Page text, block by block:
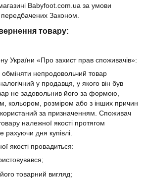
Babyfoot.com.ua за умови
Законом.
товару:
України «Про захист прав споживачів»:
непродовольчий товар
у продавця, у якого він був
не задовольнив його за формою,
кольором, розміром або з інших причин
за призначенням. Споживач
належної якості протягом
рахуючи дня купівлі.
якості провадиться:
товарний вигляд;